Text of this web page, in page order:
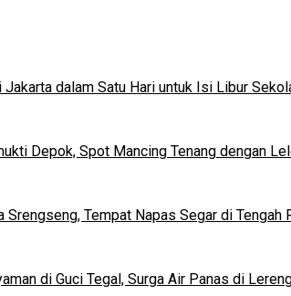
Jakarta dalam Satu Hari untuk Isi Libur
Depok, Spot Mancing Tenang dengan
Srengseng, Tempat Napas Segar di Tengah
di Guci Tegal, Surga Air Panas di